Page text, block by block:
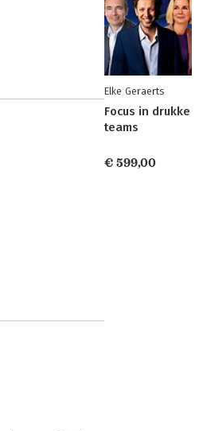
Elke Geraerts
Focus in drukke
teams
€ 599,00